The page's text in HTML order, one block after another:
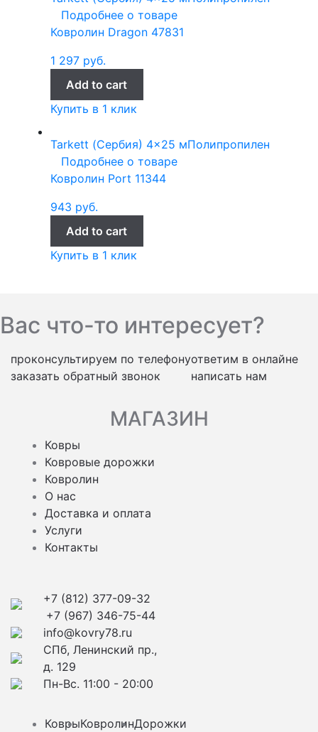
Подробнее о товаре
Ковролин Dragon 47831
1 297 руб.
Add to cart
Купить в 1 клик
Tarkett (Сербия) 4x25 мПолипропилен
Подробнее о товаре
Ковролин Port 11344
943 руб.
Add to cart
Купить в 1 клик
Вас что-то интересует?
проконсультируем по телефону
заказать обратный звонок
ответим в онлайне
написать нам
МАГАЗИН
Ковры
Ковровые дорожки
Ковролин
О нас
Доставка и оплата
Услуги
Контакты
+7 (812) 377-09-32
+7 (967) 346-75-44
info@kovry78.ru
СПб, Ленинский пр.,
д. 129
Пн-Вс. 11:00 - 20:00
КоврыКовролинДорожки